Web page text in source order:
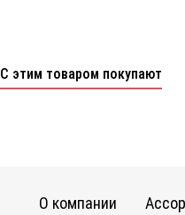
С этим товаром покупают
О компании